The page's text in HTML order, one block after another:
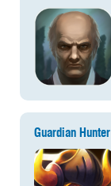
Guardian Hunter